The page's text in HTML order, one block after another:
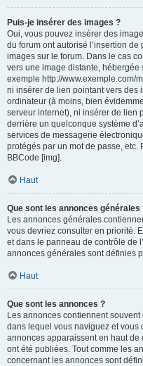
Puis-je insérer des images ?
Oui, vous pouvez insérer des
du forum ont autorisé l’insertion
images sur le forum. Dans le cas
vers une image distante,
exemple http://www.exemple.com/
ni insérer de lien pointant vers des
ordinateur (à moins, bien
serveur internet), ni insérer de lien
derrière un quelconque système
services de messagerie
protégés par un mot de passe,
BBCode [img].
Haut
Que sont les annonces générales
Les annonces générales
vous devriez consulter en priorité.
et dans le panneau de contrôle de
annonces générales sont définies
Haut
Que sont les annonces ?
Les annonces contiennent
dans lequel vous naviguez et vous
annonces apparaissent en haut
ont été publiées. Tout comme les
concernant les annonces sont